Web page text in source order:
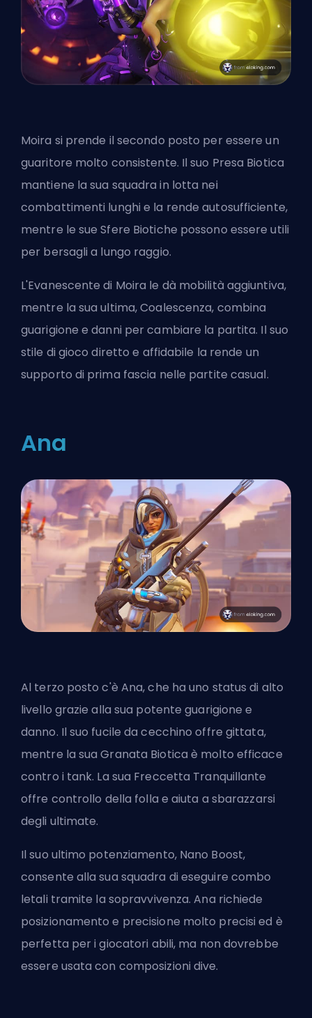
Moira si prende il secondo posto per essere un
guaritore molto consistente. Il suo Presa Biotica
mantiene la sua squadra in lotta nei
combattimenti lunghi e la rende autosufficiente,
mentre le sue Sfere Biotiche possono essere utili
per bersagli a lungo raggio.
L'Evanescente di Moira le dà mobilità aggiuntiva,
mentre la sua ultima, Coalescenza, combina
guarigione e danni per cambiare la partita. Il suo
stile di gioco diretto e affidabile la rende un
supporto di prima fascia nelle partite casual.
Ana
Al terzo posto c'è Ana, che ha uno status di alto
livello grazie alla sua potente guarigione e
danno. Il suo fucile da cecchino offre gittata,
mentre la sua Granata Biotica è molto efficace
contro i tank. La sua Freccetta Tranquillante
offre controllo della folla e aiuta a sbarazzarsi
degli ultimate.
Il suo ultimo potenziamento, Nano Boost,
consente alla sua squadra di eseguire combo
letali tramite la sopravvivenza. Ana richiede
posizionamento e precisione molto precisi ed è
perfetta per i giocatori abili, ma non dovrebbe
essere usata con composizioni dive.